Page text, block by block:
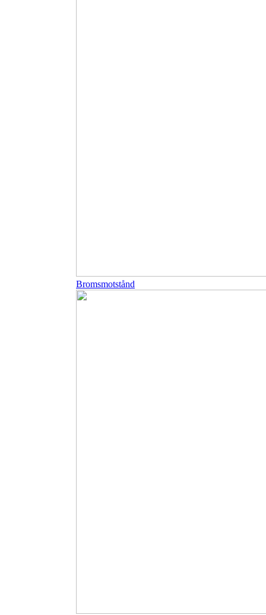
Bromsmotstånd